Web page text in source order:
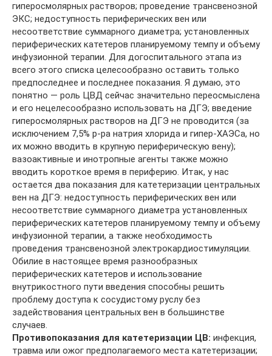
гиперосмолярных растворов; проведение трансвенозной
ЭКС; недоступность периферических вен или
несоответствие суммарного диаметра; установленных
периферических катетеров планируемому темпу и объему
инфузионной терапии. Для догоспитального этапа из
всего этого списка целесообразно оставить только
предпоследнее и последнее показания. Я думаю, это
понятно — роль ЦВД сейчас значительно переосмыслена
и его нецелесообразно использовать на ДГЭ; введение
гиперосмолярных растворов на ДГЭ не проводится (за
исключением 7,5% р-ра натрия хлорида и гипер-ХАЭСа, но
их можно вводить в крупную периферическую вену);
вазоактивные и инотропные агенты также можно
вводить короткое время в периферию. Итак, у нас
остается два показания для катетеризации центральных
вен на ДГЭ: недоступность периферических вен или
несоответствие суммарного диаметра установленных
периферических катетеров планируемому темпу и объему
инфузионной терапии, а также необходимость
проведения трансвенозной электрокардиостимуляции.
Обилие в настоящее время разнообразных
периферических катетеров и использование
внутрикостного пути введения способны решить
проблему доступа к сосудистому руслу без
задействования центральных вен в большинстве
случаев.
Противопоказания для катетеризации ЦВ: инфекция,
травма или ожог предполагаемого места катетеризации;